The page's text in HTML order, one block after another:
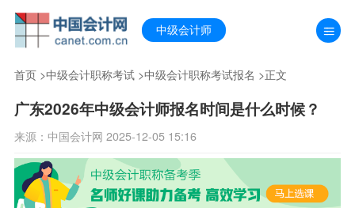
中级会计师
首页>中级会计职称考试>中级会计职称考试报名 >正文
广东2026年中级会计师报名时间是什么时候？
来源：中国会计网 2025-12-05 15:16